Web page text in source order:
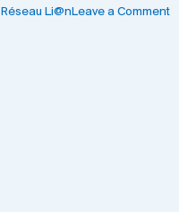
Réseau Li@nLeave a Comment